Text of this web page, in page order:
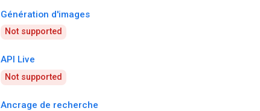
Génération d'images
Not supported
API Live
Not supported
Ancrage de recherche